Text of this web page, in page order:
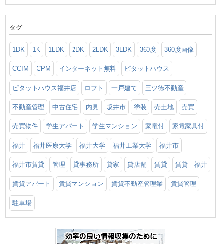
タグ
1DK 1K 1LDK 2DK 2LDK 3LDK 360度 360度画像
CCIM CPM インターネット無料 ピタットハウス
ピタットハウス福井店 ロフト 一戸建て 三ツ徳不動産
不動産管理 中古住宅 内見 坂井市 塗装 売土地 売買
売買物件 学生アパート 学生マンション 家電付 家電家具付
福井 福井医療大学 福井大学 福井工業大学 福井市
福井市賃貸 管理 貸事務所 貸家 貸店舗 賃貸 賃貸 福井
賃貸アパート 賃貸マンション 賃貸不動産管理業 賃貸管理
駐車場